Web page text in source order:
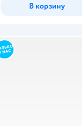
В корзину